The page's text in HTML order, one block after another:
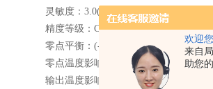
欢迎您
来自
助您
灵敏度：3.0(-)0.003mV/V（0.5~10t）
精度等级：C2~C5
零点平衡：(-)1％F.S
零点温度影响：(-)0.02％F.S/10℃
输出温度影响：(-)0.02％F.S/10℃